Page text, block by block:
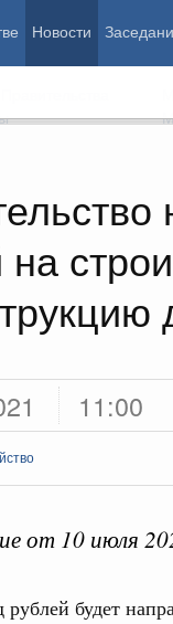
Новости
на
11:00
от 10 июля
будет